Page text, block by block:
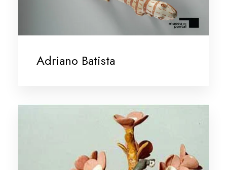
Adriano Batista